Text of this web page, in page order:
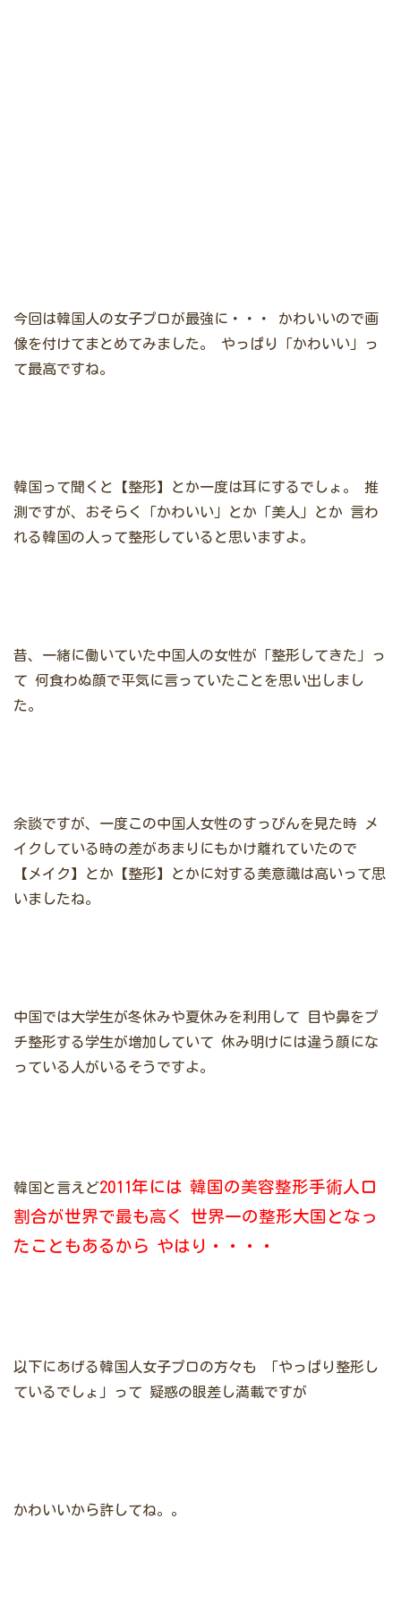
今回は韓国人の女子プロが最強に・・・
かわいいので画
像を付けてまとめてみました。
やっぱり「かわいい」っ
て最高ですね。
韓国って聞くと【整形】とか一度は耳にするでしょ。
推
測ですが、おそらく「かわいい」とか「美人」とか 言わ
れる韓国の人って整形していると思いますよ。
昔、一緒に働いていた中国人の女性が「整形してきた」っ
て 何食わぬ顔で平気に言っていたことを思い出しまし
た。
余談ですが、一度この中国人女性のすっぴんを見た時 メ
イクしている時の差があまりにもかけ離れていたので
【メイク】とか【整形】とかに対する美意識は高いって思
いましたね。
中国では大学生が冬休みや夏休みを利用して 目や鼻をプ
チ整形する学生が増加していて 休み明けには違う顔にな
っている人がいるそうですよ。
韓国と言えど2011年には 韓国の美容整形手術人口
割合が世界で最も高く
世界一の整形大国となっ
たこともあるから
やはり・・・・
以下にあげる韓国人女子プロの方々も
「やっぱり整形し
ているでしょ」って 疑惑の眼差し満載ですが
かわいいから許してね。。